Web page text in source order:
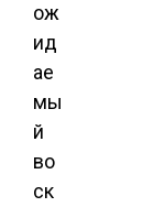
ож
ид
ае
мы
й
во
ск